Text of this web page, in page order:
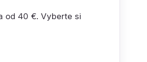
od 40 €. Vyberte si